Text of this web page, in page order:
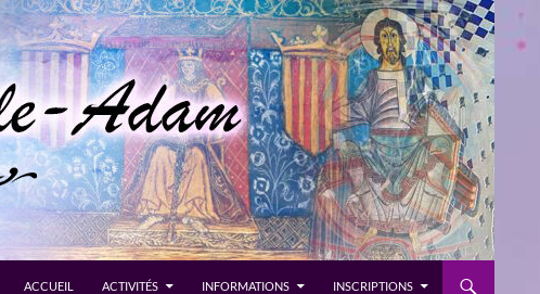
ACCUEIL ACTIVITÉS INFORMATIONS INSCRIPTIONS